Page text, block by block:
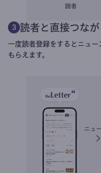
3 読者と直接つなが
一度読者登録をするとニュ
もらえます。